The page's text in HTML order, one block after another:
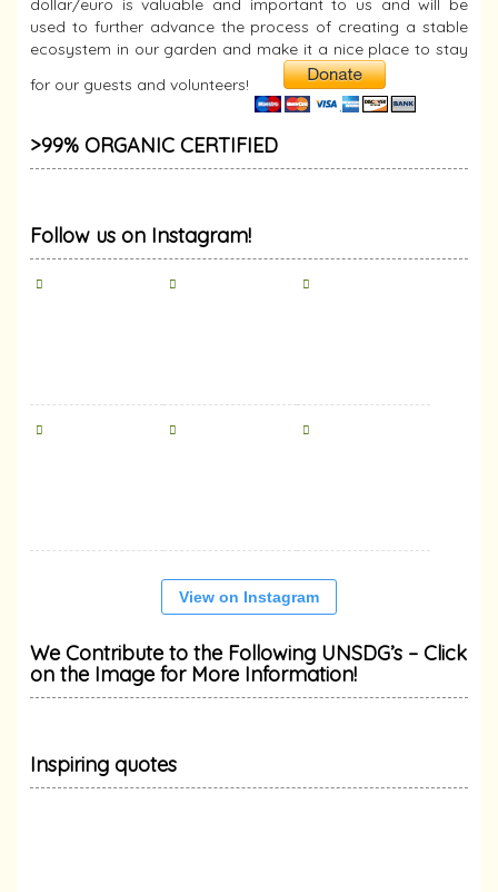
dollar/euro is valuable and important to us and will be
used to further advance the process of creating a stable
ecosystem in our garden and make it a nice place to stay
for our guests and volunteers!
>99% ORGANIC CERTIFIED
Follow us on Instagram!
View on Instagram
We Contribute to the Following UNSDG’s – Click
on the Image for More Information!
Inspiring quotes